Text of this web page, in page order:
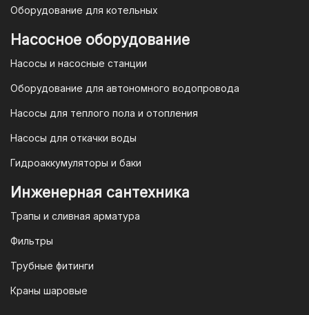
магазине "TIM-com Россия" Вы можете
быть уверены в том, что мы действуем
в рамках действующего
Законодательства Российской
Федерации и Ваши права, как
отопительной техники (котлы, газовые
монтажа, необходимо вызывать
специалиста из
ЦЕНТРА на первый запуск
оборудования (пуско-наладочные
Оборудование для котельных
Насосное оборудование
Насосы и насосные станции
Оборудование для автономного водопровода
Насосы для теплого пола и отопления
Насосы для откачки воды
Гидроаккумуляторы и баки
Инженерная сантехника
Трапы и сливная арматура
Фильтры
Трубные фитинги
Краны шаровые